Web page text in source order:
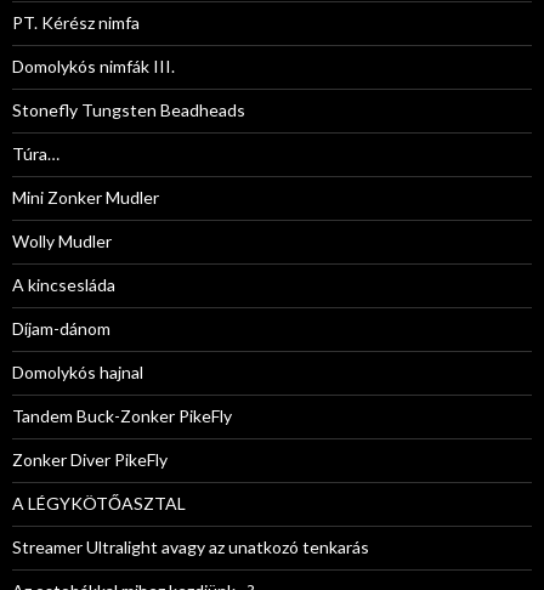
PT. Kérész nimfa
Domolykós nimfák III.
Stonefly Tungsten Beadheads
Túra…
Mini Zonker Mudler
Wolly Mudler
A kincsesláda
Díjam-dánom
Domolykós hajnal
Tandem Buck-Zonker PikeFly
Zonker Diver PikeFly
A LÉGYKÖTŐASZTAL
Streamer Ultralight avagy az unatkozó tenkarás